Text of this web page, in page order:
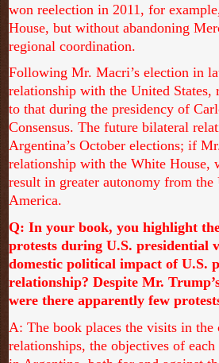
won reelection in 2011, for
House, but without abandoning
regional coordination.
Following Mr. Macri’s election in
relationship with the United
to that during the presidency of
Consensus. The future bilateral
Argentina’s October elections; if
relationship with the White House,
result in greater autonomy from
America.
Q: In your book, you highlight
protests during U.S. presidential
domestic political impact of U.S.
relationship? Despite Mr.
were there apparently few
A: The book places the visits in
relationships, the objectives of